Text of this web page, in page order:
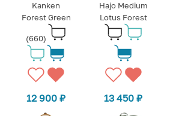
Kanken
Forest Green
(660)
12 900₽
Hajo Medium
Lotus Forest
13 450₽